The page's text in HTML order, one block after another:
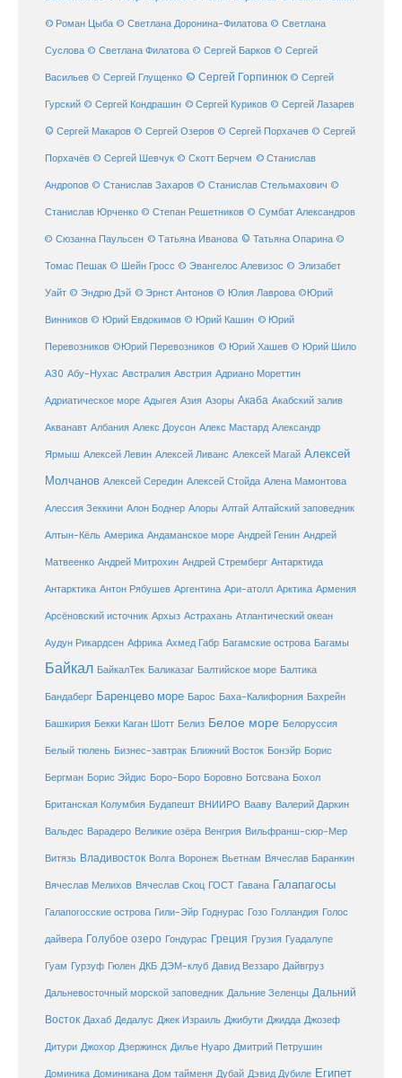
© Роман Цыба © Светлана Доронина-Филатова © Светлана
Суслова © Светлана Филатова © Сергей Барков © Сергей
Васильев © Сергей Глущенко © Сергей Горпинюк © Сергей
Гурский © Сергей Кондрашин © Сергей Куриков © Сергей Лазарев
© Сергей Макаров © Сергей Озеров © Сергей Порхачев © Сергей
Порхачёв © Сергей Шевчук © Скотт Берчем © Станислав
Андропов © Станислав Захаров © Станислав Стельмахович ©
Станислав Юрченко © Степан Решетников © Сумбат Александров
© Сюзанна Паульсен © Татьяна Иванова © Татьяна Опарина ©
Томас Пешак © Шейн Гросс © Эвангелос Алевизос © Элизабет
Уайт © Эндрю Дэй © Эрнст Антонов © Юлия Лаврова ©Юрий
Винников © Юрий Евдокимов © Юрий Кашин © Юрий
Перевозников ©Юрий Перевозников © Юрий Хашев © Юрий Шило
А30 Абу-Нухас Австралия Австрия Адриано Мореттин
Адриатическое море Адыгея Азия Азоры Акаба Акабский залив
Акванавт Албания Алекс Доусон Алекс Мастард Александр
Ярмыш Алексей Левин Алексей Ливанс Алексей Магай Алексей
Молчанов Алексей Середин Алексей Стойда Алена Мамонтова
Алессия Зеккини Алон Боднер Алоры Алтай Алтайский заповедник
Алтын-Кёль Америка Андаманское море Андрей Генин Андрей
Матвеенко Андрей Митрохин Андрей Стремберг Антарктида
Антарктика Антон Рябушев Аргентина Ари-атолл Арктика Армения
Арсёновский источник Архыз Астрахань Атлантический океан
Аудун Рикардсен Африка Ахмед Габр Багамские острова Багамы
Байкал БайкалТек Баликазаг Балтийское море Балтика
Бандаберг Баренцево море Барос Баха-Калифорния Бахрейн
Башкирия Бекки Каган Шотт Белиз Белое море Белоруссия
Белый тюлень Бизнес-завтрак Ближний Восток Бонэйр Борис
Бергман Борис Эйдис Боро-Боро Боровно Ботсвана Бохол
Британская Колумбия Будапешт ВНИИРО Вааву Валерий Даркин
Вальдес Варадеро Великие озёра Венгрия Вильфранш-сюр-Мер
Витязь Владивосток Волга Воронеж Вьетнам Вячеслав Баранкин
Вячеслав Мелихов Вячеслав Скоц ГОСТ Гавана Галапагосы
Галапогосские острова Гили-Эйр Годнурас Гозо Голландия Голос
дайвера Голубое озеро Гондурас Греция Грузия Гуадалупе
Гуам Гурзуф Гюлен ДКБ ДЭМ-клуб Давид Веззаро Дайвгруз
Дальневосточный морской заповедник Дальние Зеленцы Дальний
Восток Дахаб Дедалус Джек Израиль Джибути Джидда Джозеф
Дитури Джохор Дзержинск Дилье Нуаро Дмитрий Петрушин
Доминика Доминикана Дом тайменя Дубай Дэвид Дубиле Египет